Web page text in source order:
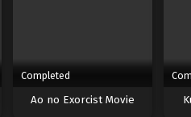
Completed
Ao no Exorcist Movie